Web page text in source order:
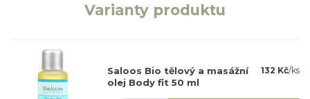
Varianty produktu
Saloos Bio tělový a masážní
olej Body fit 50 ml
132 Kč/ks